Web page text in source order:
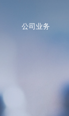
公司业务